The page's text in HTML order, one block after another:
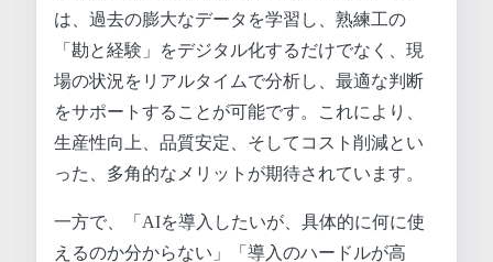
は、過去の膨大なデータを学習し、熟練工の
「勘と経験」をデジタル化するだけでなく、現
場の状況をリアルタイムで分析し、最適な判断
をサポートすることが可能です。これにより、
生産性向上、品質安定、そしてコスト削減とい
った、多角的なメリットが期待されています。
一方で、「AIを導入したいが、具体的に何に使
えるのか分からない」「導入のハードルが高